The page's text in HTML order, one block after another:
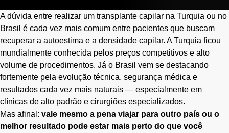
A dúvida entre realizar um transplante capilar na Turquia ou no
Brasil é cada vez mais comum entre pacientes que buscam
recuperar a autoestima e a densidade capilar. A Turquia ficou
mundialmente conhecida pelos preços competitivos e alto
volume de procedimentos. Já o Brasil vem se destacando
fortemente pela evolução técnica, segurança médica e
resultados cada vez mais naturais — especialmente em
clínicas de alto padrão e cirurgiões especializados.
Mas afinal: vale mesmo a pena viajar para outro país ou o
melhor resultado pode estar mais perto do que você